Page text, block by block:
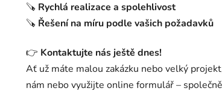
🪚 Rychlá realizace a spolehlivost
🪚 Řešení na míru podle vašich požadavků
👉 Kontaktujte nás ještě dnes!
Ať už máte malou zakázku nebo velký
nám nebo využijte online formulář –